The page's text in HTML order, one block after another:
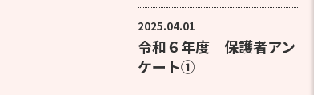
2025.04.01
令和６年度 保護者アン
ケート①